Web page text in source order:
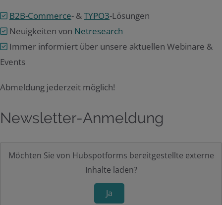
B2B-Commerce- &TYPO3-Lösungen
Neuigkeiten von Netresearch
Immer informiert über unsere aktuellen Webinare &
Events
Abmeldung jederzeit möglich!
Newsletter-Anmeldung
Möchten Sie von Hubspotforms bereitgestellte externe
Inhalte laden?
Ja